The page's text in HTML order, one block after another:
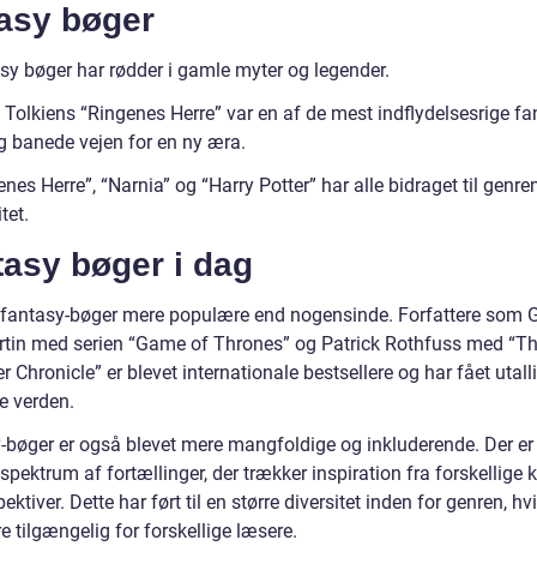
bøger
bøger har rødder i gamle myter og legender.
Tolkiens “Ringenes Herre” var en af de mest indflydelsesrige
banede vejen for en ny æra.
Herre”, “Narnia” og “Harry Potter” har alle bidraget til
bøger i dag
bøger mere populære end nogensinde. Forfattere som
med serien “Game of Thrones” og Patrick Rothfuss med
Chronicle” er blevet internationale bestsellere og har fået
verden.
bøger er også blevet mere mangfoldige og inkluderende. Der
spektrum af fortællinger, der trækker inspiration fra forskellige
Dette har ført til en større diversitet inden for genren,
tilgængelig for forskellige læsere.